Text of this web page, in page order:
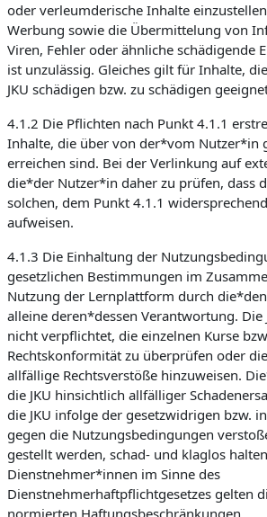
oder verleumderische Inhalte
Werbung sowie die Übermittelung von
Viren, Fehler oder ähnliche schädigende
ist unzulässig. Gleiches gilt für Inhalte,
JKU schädigen bzw. zu schädigen
4.1.2 Die Pflichten nach Punkt 4.1.1
Inhalte, die über von der*vom Nutzer*in
erreichen sind. Bei der Verlinkung auf
die*der Nutzer*in daher zu prüfen, dass
solchen, dem Punkt 4.1.1
aufweisen.
4.1.3 Die Einhaltung der
gesetzlichen Bestimmungen im
Nutzung der Lernplattform durch
alleine deren*dessen Verantwortung. Die
nicht verpflichtet, die einzelnen Kurse
Rechtskonformität zu überprüfen oder
allfällige Rechtsverstöße hinzuweisen.
die JKU hinsichtlich allfälliger
die JKU infolge der gesetzwidrigen bzw.
gegen die Nutzungsbedingungen
gestellt werden, schad- und klaglos
Dienstnehmer*innen im Sinne des
Dienstnehmerhaftpflichtgesetzes gelten
normierten Haftungsbeschränkungen.